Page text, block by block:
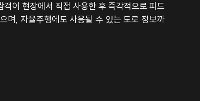
이 현장에서 직접 사용한 후 즉각적으로 피드
며, 자율주행에도 사용될 수 있는 도로 정보까